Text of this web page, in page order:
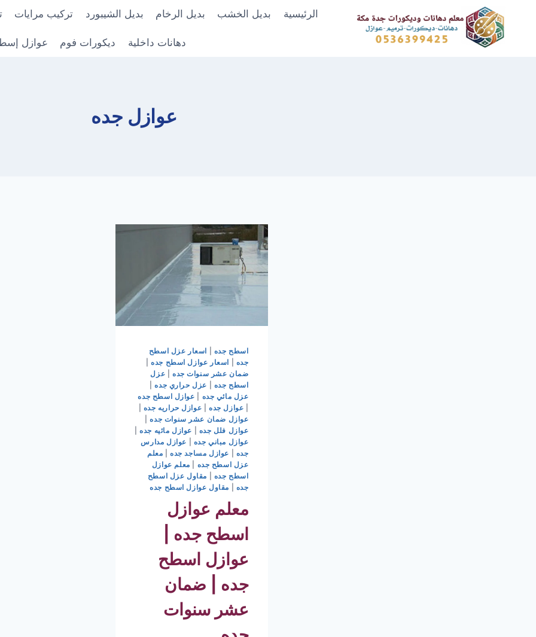
المحتوى
الرئيسية بديل الخشب بديل الرخام بديل الشيبورد تركيب مرايات
دهانات داخلية ديكورات فوم عوازل
عوازل جده
اسطح جده
اسعار عزل اسطح
جده
اسعار عوازل اسطح جده|
ضمان عشر سنوات جده
عزل
اسطح جده
عزل حراري جده|
عزل مائي جده
عوازل اسطح جده
عوازل جده| عوازل حراريه جده
عوازل ضمان عشر سنوات جده|
عوازل فلل جده
عوازل مائيه جده|
عوازل مباني جده
عوازل مدارس
جده
عوازل مساجد جده| معلم
عزل اسطح جده
معلم عوازل
اسطح جده
مقاول عزل اسطح
جده
مقاول عوازل اسطح جده
معلم عوازل
اسطح جده |
عوازل اسطح
جده | ضمان
عشر سنوات